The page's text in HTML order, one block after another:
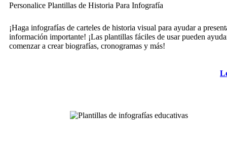
Personalice Plantillas de Historia Para Infografía
¡Haga infografías de carteles de historia visual para ayudar a
información importante! ¡Las plantillas fáciles de usar pueden
comenzar a crear biografías, cronogramas y más!